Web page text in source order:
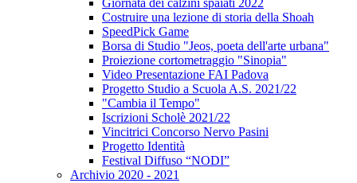
Giornata dei calzini spaiati 2022
Costruire una lezione di storia della Shoah
SpeedPick Game
Borsa di Studio "Jeos, poeta dell'arte urbana"
Proiezione cortometraggio "Sinopia"
Video Presentazione FAI Padova
Progetto Studio a Scuola A.S. 2021/22
"Cambia il Tempo"
Iscrizioni Scholè 2021/22
Vincitrici Concorso Nervo Pasini
Progetto Identità
Festival Diffuso “NODI”
Archivio 2020 - 2021